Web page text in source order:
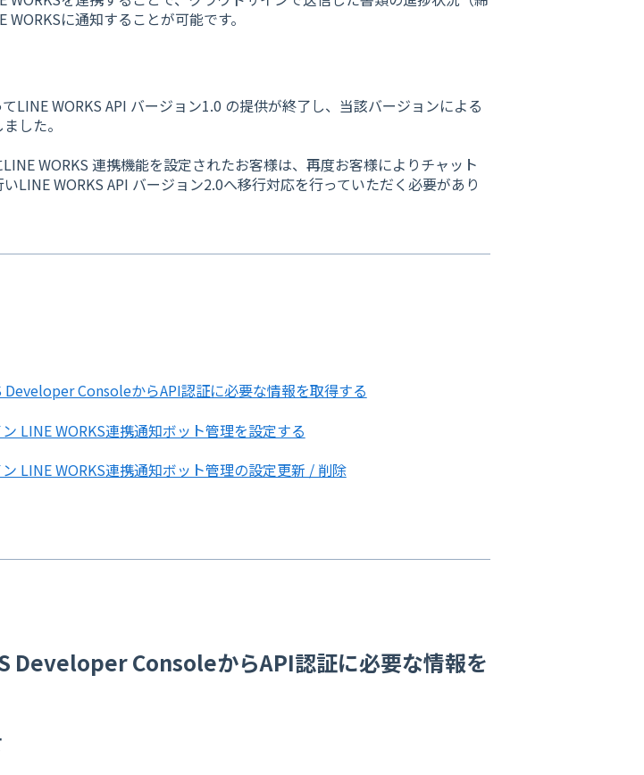
に通知することが可能です。
LINE WORKS API バージョン1.0 の提供が終了し、当該バージョンによる
した。
WORKS 連携機能を設定されたお客様は、再度お客様によりチャット
LINE WORKS API バージョン2.0へ移行対応を行っていただく必要があり
Developer ConsoleからAPI認証に必要な情報を取得する
LINE WORKS連携通知ボット管理を設定する
LINE WORKS連携通知ボット管理の設定更新 / 削除
Developer ConsoleからAPI認証に必要な情報を